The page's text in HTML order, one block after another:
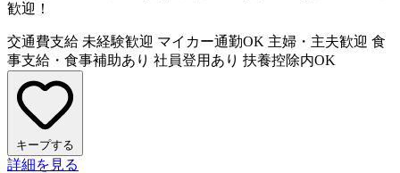
歓迎！
交通費支給 未経験歓迎 マイカー通勤OK 主婦・主夫歓迎 食
事支給・食事補助あり 社員登用あり 扶養控除内OK
キープする
詳細を見る